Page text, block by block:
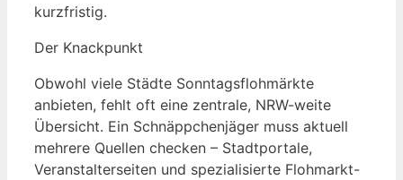
kurzfristig.
Der Knackpunkt
Obwohl viele Städte Sonntagsflohmärkte
anbieten, fehlt oft eine zentrale, NRW-weite
Übersicht. Ein Schnäppchenjäger muss aktuell
mehrere Quellen checken – Stadtportale,
Veranstalterseiten und spezialisierte Flohmarkt-